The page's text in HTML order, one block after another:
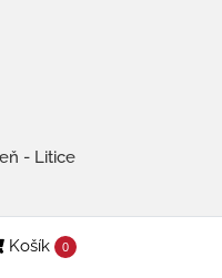
Košík 0
- Litice